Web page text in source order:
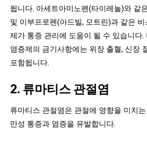
됩니다. 아세트아미노펜(타이레놀)와 같
및 이부프로펜(아드빌, 모트린)과 같은
제가 통증 관리에 도움이 될 수 있습니다
염증제의 금기사항에는 위장 출혈, 신장
포함됩니다.
2. 류마티스 관절염
류마티스 관절염은 관절에 영향을 미치
만성 통증과 염증을 유발합니다.